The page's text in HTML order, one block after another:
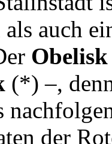
auch
Obelisk
(*) –,
der